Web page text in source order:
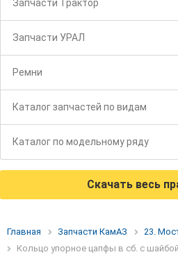
Запчасти Трактор
Запчасти УРАЛ
Ремни
Каталог запчастей по видам
Каталог по модельному ряду
Скачать весь
Главная Запчасти КамАЗ
23.
Кольцо упорное цапфы в сб. с